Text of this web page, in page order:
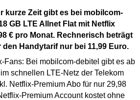
kurze Zeit gibt es bei mobilcom-
GB LTE Allnet Flat mit Netflix
€ pro Monat. Rechnerisch beträgt
Handytarif nur bei 11,99 Euro.
Fans: Bei mobilcom-debitel gibt es ab
schnellen LTE-Netz der Telekom
Netflix-Premium Abo für nur 29,98
Premium Account kostet ohne